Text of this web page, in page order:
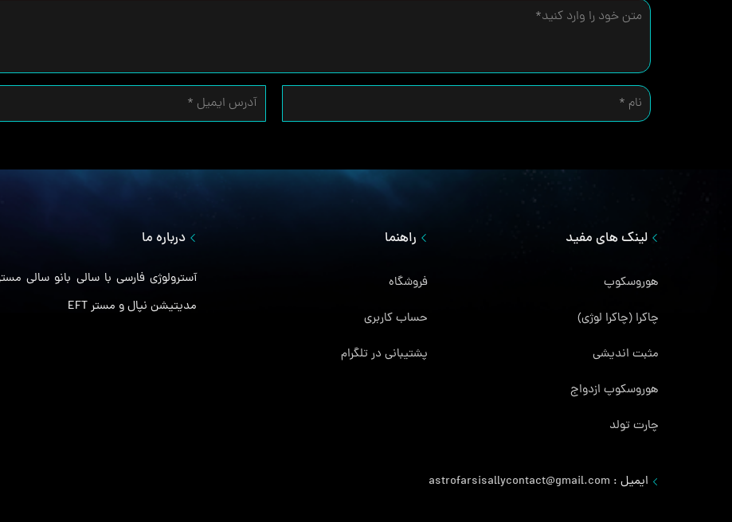
لینک های مفید
هوروسکوپ
چاکرا (چاکرا لوژی)
مثبت اندیشی
هوروسکوپ ازدواج
چارت تولد
راهنما
فروشگاه
حساب کاربری
پشتیبانی در تلگرام
درباره ما
مدیتیشن نپال و مستر EFT
ایمیل : astrofarsisallycontact@gmail.com